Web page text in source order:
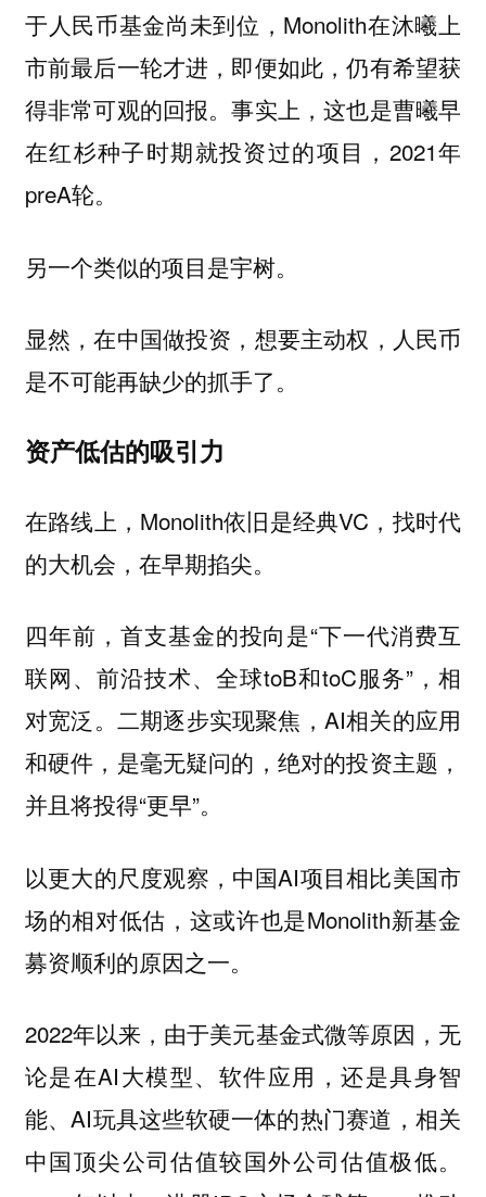
于人民币基金尚未到位，Monolith在沐曦上
市前最后一轮才进，即便如此，仍有希望获
得非常可观的回报。事实上，这也是曹曦早
在红杉种子时期就投资过的项目，2021年
preA轮。
另一个类似的项目是宇树。
显然，在中国做投资，想要主动权，人民币
是不可能再缺少的抓手了。
资产低估的吸引力
在路线上，Monolith依旧是经典VC，找时代
的大机会，在早期掐尖。
四年前，首支基金的投向是“下一代消费互
联网、前沿技术、全球toB和toC服务”，相
对宽泛。二期逐步实现聚焦，AI相关的应用
和硬件，是毫无疑问的，绝对的投资主题，
并且将投得“更早”。
以更大的尺度观察，中国AI项目相比美国市
场的相对低估，这或许也是Monolith新基金
募资顺利的原因之一。
2022年以来，由于美元基金式微等原因，无
论是在AI大模型、软件应用，还是具身智
能、AI玩具这些软硬一体的热门赛道，相关
中国顶尖公司估值较国外公司估值极低。